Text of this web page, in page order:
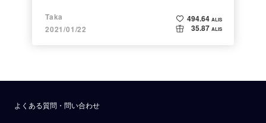
Taka
2021/01/22
494.64 ALIS
35.87 ALIS
よくある質問・問い合わせ